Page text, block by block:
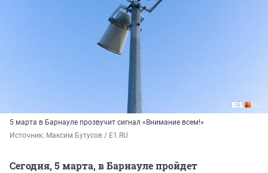
5 марта в Барнауле прозвучит сигнал «Внимание всем!»
Источник: Максим Бутусов / E1.RU
Сегодня, 5 марта, в Барнауле пройдет